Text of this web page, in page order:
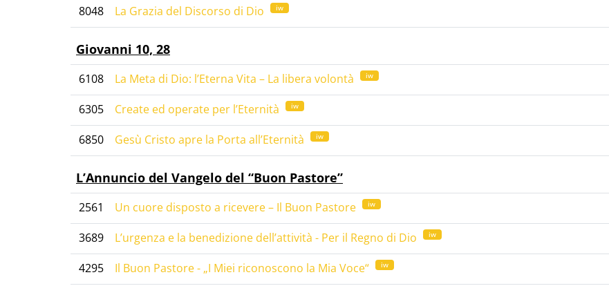
8048
La Grazia del Discorso di Dio iw
Giovanni 10, 28
6108 La Meta di Dio: l’Eterna Vita – La libera volontà iw
6305
Create ed operate per l’Eternità iw
6850
Gesù Cristo apre la Porta all’Eternità iw
L’Annuncio del Vangelo del “Buon Pastore”
2561 Un cuore disposto a ricevere – Il Buon Pastore iw
3689
L’urgenza e la benedizione dell’attività - Per il Regno di Dio iw
4295
Il Buon Pastore - „I Miei riconoscono la Mia Voce“ iw